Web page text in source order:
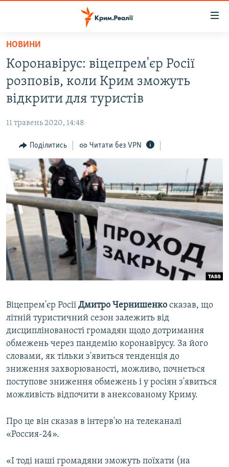
Перейти
основного
матеріалу
Перейти
до
основної
навігації
Перейти
до
пошуку
ВОДА.КРИМ
ВІДЕО ТА ФОТО
БЛОГИ
ПОГЛЯД
ІНТЕРВ'Ю
ВСЕ ЗА ДЕНЬ
СПЕЦПРОЕКТИ
ДЕПОРТАЦІЯ
ВІДЕОУРОКИ «ELIFBE»
СВІДЧЕННЯ ОКУПАЦІЇ
УКРАЇНСЬКА ПРОБЛЕМА КРИМУ
ЯК ОБІЙТИ БЛОКУВАННЯ
Русский
Qırımtatar
Усі сайти RFE/RL
НОВИНИ
Коронавірус: віцепрем'єр Росії
розповів, коли Крим зможуть
відкрити для туристів
11 травень 2020, 14:48
Поділитись Читати без VPN
Віцепрем'єр Росії Дмитро Чернишенко сказав, що
літній туристичний сезон залежить від
дисциплінованості громадян щодо дотримання
обмежень через пандемію коронавірусу. За його
словами, як тільки з'явиться тенденція до
зниження захворюваності, можливо, почнеться
поступове зниження обмежень і у росіян з'явиться
можливість відпочити в анексованому Криму.
Про це він сказав в інтерв'ю на телеканалі
«Россия-24».
«І тоді наші громадяни зможуть поїхати (на